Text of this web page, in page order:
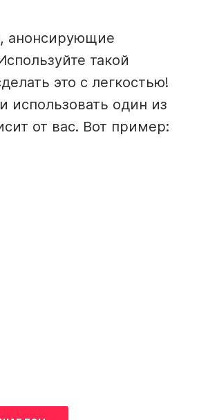
анонсирующие
такой
это с легкостью!
использовать один из
от вас. Вот пример: